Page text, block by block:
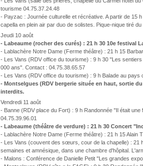
tourisme 04.75.37.24.48
- Payzac : Journée culturelle et récréative. A partir de 15
capella en plein air par duo de solistes. Pique-nique tiré
Jeudi 10 août
- Labeaume (rocher des curés) : 21 h 30 10e festival
- Lablachère Notre Dame (Ferme théâtre) : 21 h 15
- Les Vans (RDV office du tourisme) : 9 h 30 "Les
000 ans". Contact : 04.75.38.65.57
- Les Vans (RDV office du tourisme) : 9 h Balade au
- Montselgues (RDV bergerie située en haut, sortie
interdits.
Vendredi 11 août
- Banne (RDV place du Fort) : 9 h Randonnée "Il était
04.75.39.96.01
- Labeaume (théâtre de verdure) : 21 h 30 Concert
- Lablachère Notre Dame (Ferme théâtre) : 21 h 15
- Les Vans (couvent des sœurs, cour de la chapelle) : 21
semaines et amnésique, dans une chambre d'hôpital.
- Malons : Conférence de Danielle Petit "Les grandes